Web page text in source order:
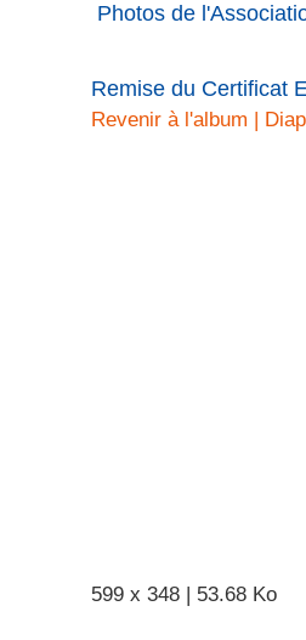
Photos de
Remise du Certificat
Revenir à l'album |
599 x 348 | 53.68 Ko